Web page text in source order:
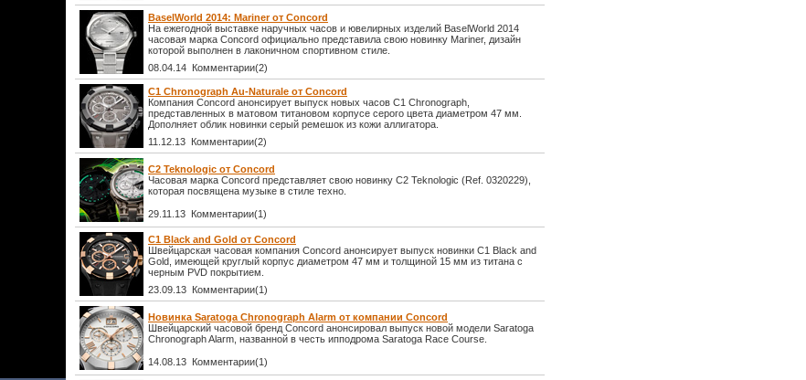
BaselWorld 2014: Mariner от Concord
На ежегодной выставке наручных часов и ювелирных изделий BaselWorld 2014
часовая марка Concord официально представила свою новинку Mariner, дизайн
которой выполнен в лаконичном спортивном стиле.
08.04.14 Комментарии(2)
C1 Chronograph Au-Naturale от Concord
Компания Concord анонсирует выпуск новых часов C1 Chronograph,
представленных в матовом титановом корпусе серого цвета диаметром 47 мм.
Дополняет облик новинки серый ремешок из кожи аллигатора.
11.12.13 Комментарии(2)
C2 Teknologic от Concord
Часовая марка Concord представляет свою новинку C2 Teknologic (Ref. 0320229),
которая посвящена музыке в стиле техно.
29.11.13 Комментарии(1)
C1 Black and Gold от Concord
Швейцарская часовая компания Concord анонсирует выпуск новинки C1 Black and
Gold, имеющей круглый корпус диаметром 47 мм и толщиной 15 мм из титана с
черным PVD покрытием.
23.09.13 Комментарии(1)
Новинка Saratoga Chronograph Alarm от компании Concord
Швейцарский часовой бренд Concord анонсировал выпуск новой модели Saratoga
Chronograph Alarm, названной в честь ипподрома Saratoga Race Course.
14.08.13 Комментарии(1)